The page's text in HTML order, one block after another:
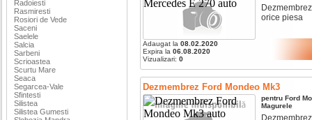
Radoiesti
Rasmiresti
Rosiori de Vede
Saceni
Saelele
Salcia
Sarbeni
Scrioastea
Scurtu Mare
Seaca
Segarcea-Vale
Sfintesti
Silistea
Silistea Gumesti
Adaugat la 08.02.2020
Expira la 06.08.2020
Vizualizari: 0
orice piesa
Dezmembrez Ford Mondeo Mk3
pentru Ford
Magurele